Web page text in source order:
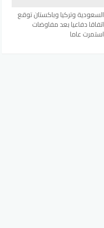
السعودية وتركيا وباكستان توقع
اتفاقا دفاعيا بعد مفاوضات
استمرت عاما